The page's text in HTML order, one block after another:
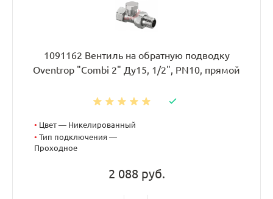
1091162 Вентиль на обратную подводку
Oventrop "Combi 2" Ду15, 1/2", PN10, прямой
• Цвет — Никелированный
• Тип подключения —
Проходное
2 088 руб.